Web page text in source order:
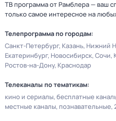
ТВ программа от Рамблера — ваш
только самое интересное на
Телепрограмма по городам:
Санкт-Петербург Казань Нижний
Екатеринбург Новосибирск Сочи
Ростов-на-Дону Краснодар
Телеканалы по тематикам:
кино и сериалы бесплатные
местные каналы познавательные